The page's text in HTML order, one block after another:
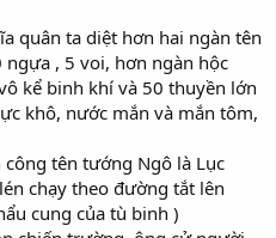
quân ta diệt hơn hai ngàn tên
, 5 voi, hơn ngàn hộc
kể binh khí và 50 thuyền lớn
khô, nước mắn và mắn tôm,
tên tướng Ngô là Lục
chạy theo đường tắt lên
cung của tù binh )